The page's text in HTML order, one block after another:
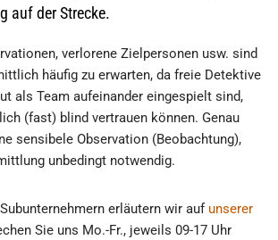
auf der Strecke.
verlorene Zielpersonen usw. sind
häufig zu erwarten, da freie Detektive
als Team aufeinander eingespielt sind,
(fast) blind vertrauen können. Genau
sensibele Observation (Beobachtung),
unbedingt notwendig.
erläutern wir auf unserer
Sie uns Mo.-Fr., jeweils 09-17 Uhr